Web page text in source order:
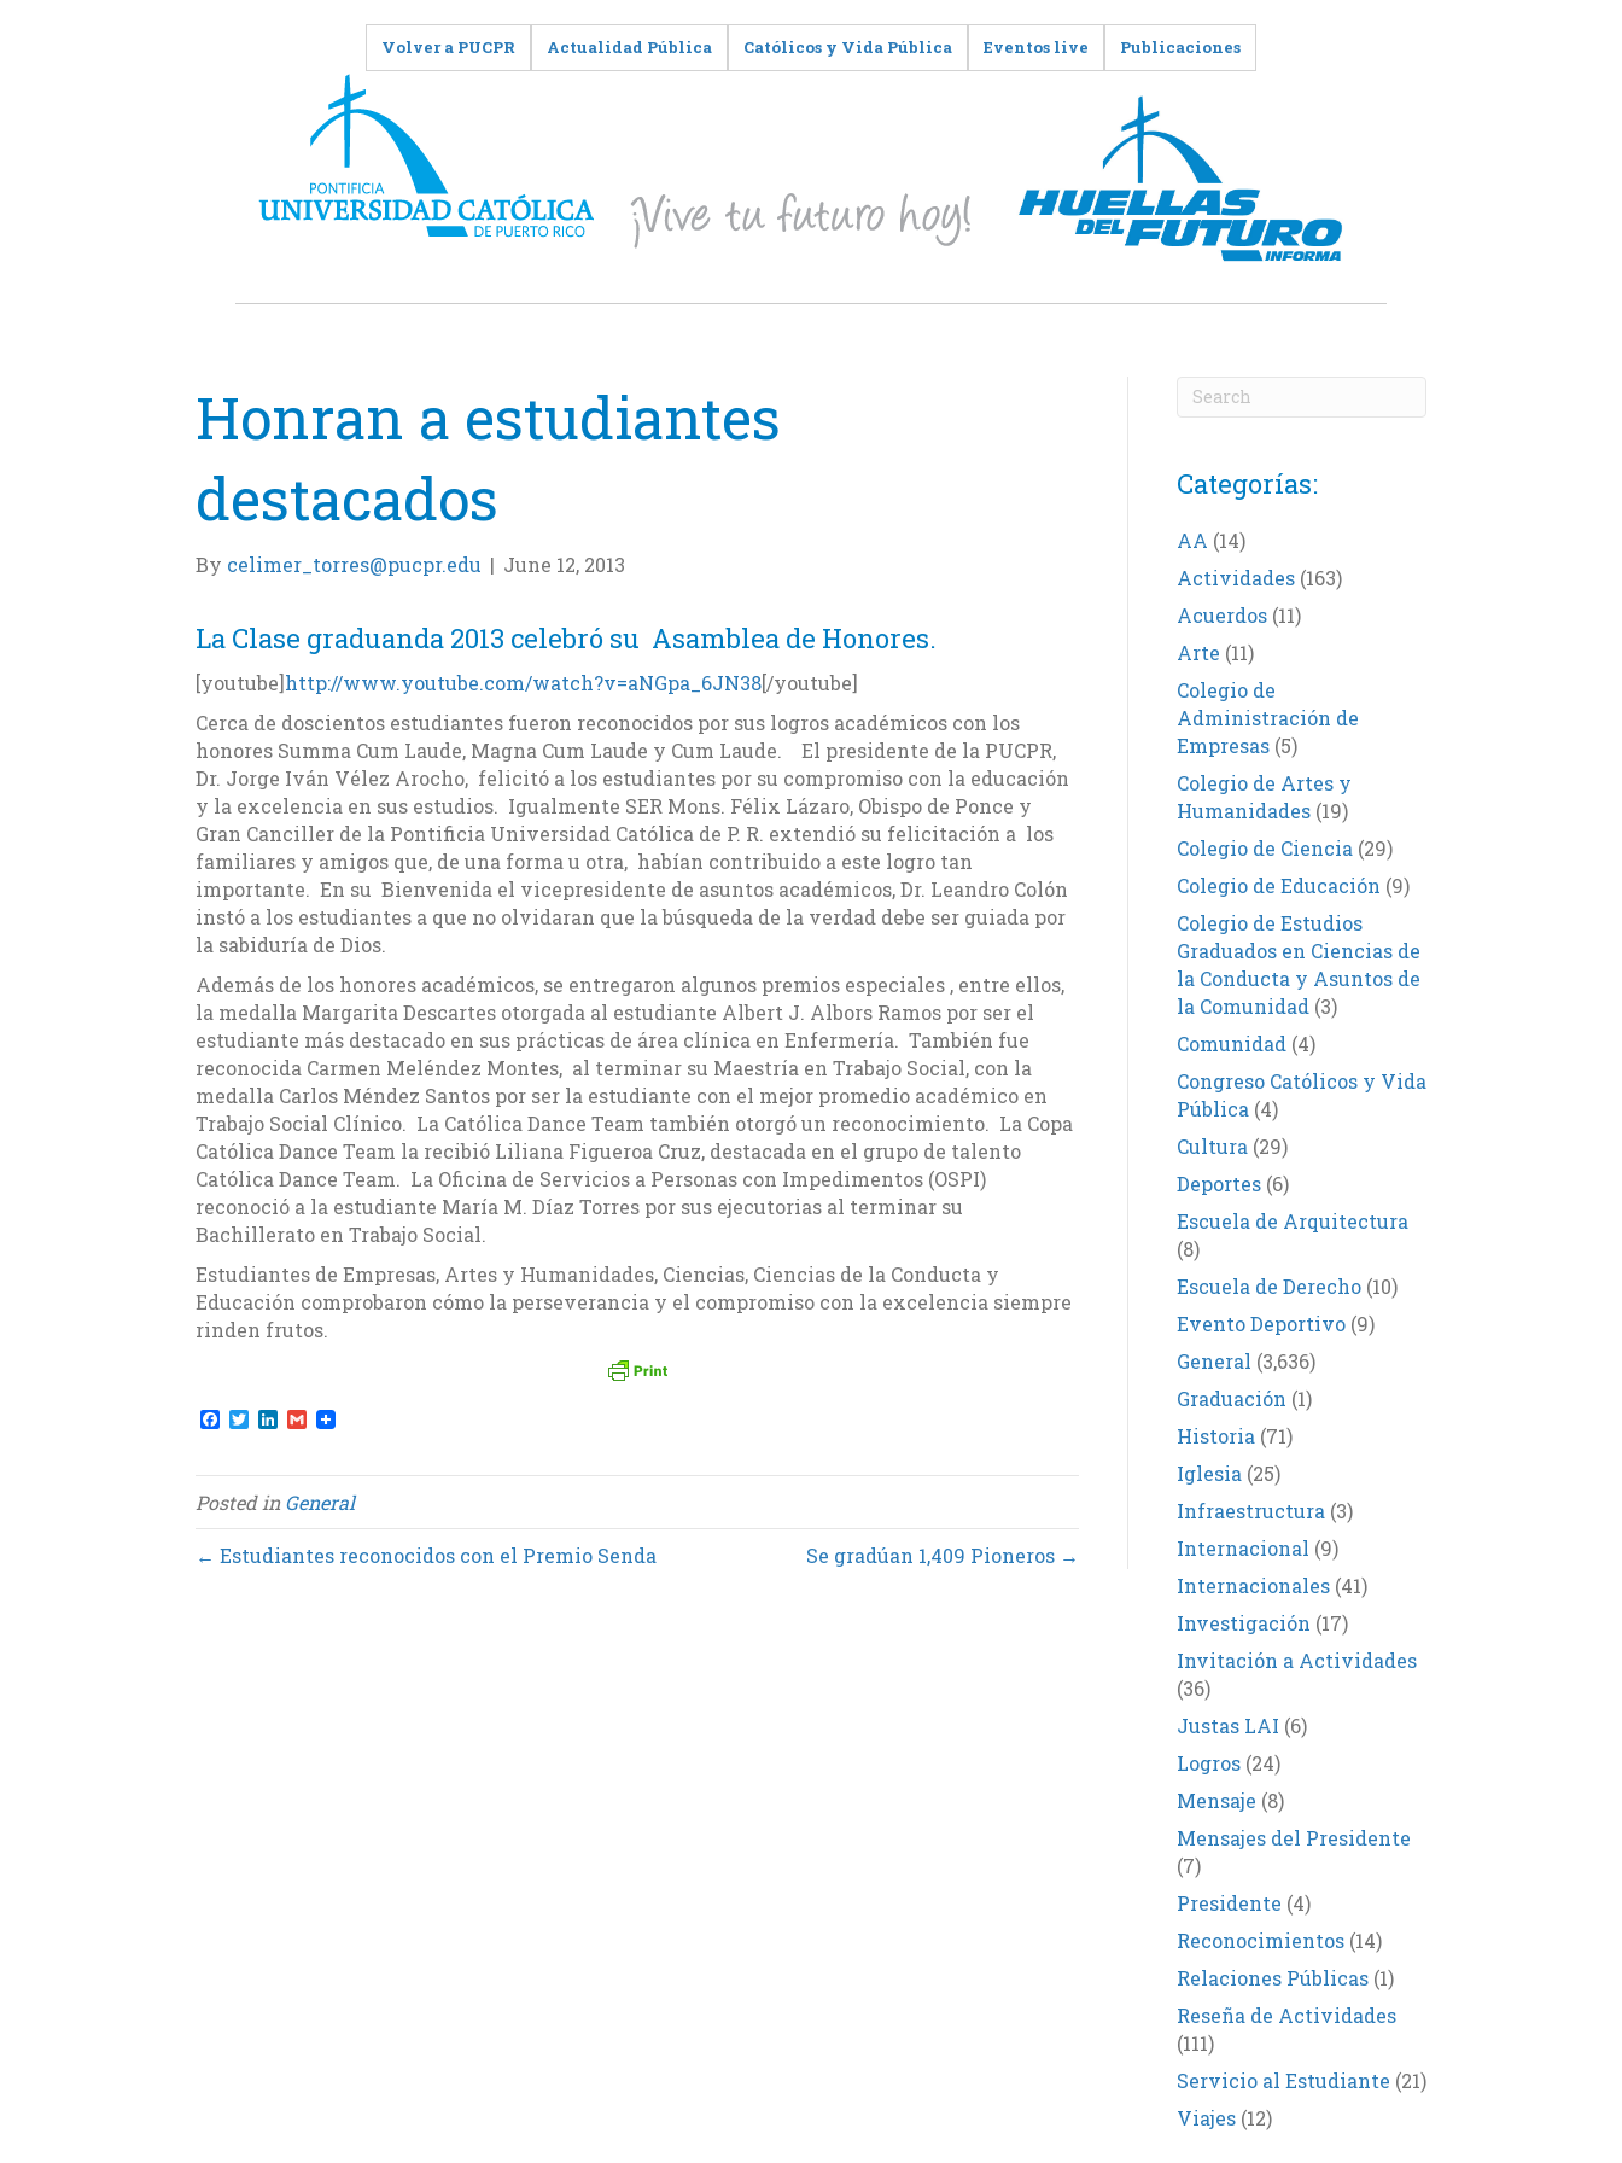
Volver a PUCPR Actualidad Pública Católicos y Vida Pública Eventos live Publicaciones
Honran a estudiantes
destacados
By celimer_torres@pucpr.edu | June 12, 2013
La Clase graduanda 2013 celebró su Asamblea de Honores.
[youtube]http://www.youtube.com/watch?v=aNGpa_6JN38[/youtube]
Cerca de doscientos estudiantes fueron reconocidos por sus logros académicos con los
honores Summa Cum Laude, Magna Cum Laude y Cum Laude. El presidente de la PUCPR,
Dr. Jorge Iván Vélez Arocho, felicitó a los estudiantes por su compromiso con la educación
y la excelencia en sus estudios. Igualmente SER Mons. Félix Lázaro, Obispo de Ponce y
Gran Canciller de la Pontificia Universidad Católica de P. R. extendió su felicitación a los
familiares y amigos que, de una forma u otra, habían contribuido a este logro tan
importante. En su Bienvenida el vicepresidente de asuntos académicos, Dr. Leandro Colón
instó a los estudiantes a que no olvidaran que la búsqueda de la verdad debe ser guiada por
la sabiduría de Dios.
Además de los honores académicos, se entregaron algunos premios especiales , entre ellos,
la medalla Margarita Descartes otorgada al estudiante Albert J. Albors Ramos por ser el
estudiante más destacado en sus prácticas de área clínica en Enfermería. También fue
reconocida Carmen Meléndez Montes, al terminar su Maestría en Trabajo Social, con la
medalla Carlos Méndez Santos por ser la estudiante con el mejor promedio académico en
Trabajo Social Clínico. La Católica Dance Team también otorgó un reconocimiento. La Copa
Católica Dance Team la recibió Liliana Figueroa Cruz, destacada en el grupo de talento
Católica Dance Team. La Oficina de Servicios a Personas con Impedimentos (OSPI)
reconoció a la estudiante María M. Díaz Torres por sus ejecutorias al terminar su
Bachillerato en Trabajo Social.
Estudiantes de Empresas, Artes y Humanidades, Ciencias, Ciencias de la Conducta y
Educación comprobaron cómo la perseverancia y el compromiso con la excelencia siempre
rinden frutos.
F
a
e
b
o
o
k
T
w
t
t
e
r
L
k
e
d
I
n
G
m
i
l
Posted inGeneral
← Estudiantes reconocidos con el Premio Senda Se gradúan 1,409 Pioneros →
Categorías:
AA (14)
Actividades(163)
Acuerdos(11)
Arte (11)
Colegio de
Administración de
Empresas(5)
Colegio de Artes y
Humanidades(19)
Colegio de Ciencia (29)
Colegio de Educación (9)
Colegio de Estudios
Graduados en Ciencias de
la Conducta y Asuntos de
la Comunidad (3)
Comunidad (4)
Congreso Católicos y Vida
Pública (4)
Cultura (29)
Deportes(6)
Escuela de Arquitectura
(8)
Escuela de Derecho(10)
Evento Deportivo(9)
General (3,636)
Graduación (1)
Historia (71)
Iglesia (25)
Infraestructura (3)
Internacional (9)
Internacionales(41)
Investigación (17)
Invitación a Actividades
(36)
Justas LAI (6)
Logros(24)
Mensaje (8)
Mensajes del Presidente
(7)
Presidente (4)
Reconocimientos(14)
Relaciones Públicas(1)
Reseña de Actividades
(111)
Servicio al Estudiante (21)
Viajes(12)